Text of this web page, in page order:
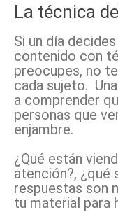
La técnica
Si un día
contenido con
preocupes, no
cada sujeto.
a comprender
personas que
enjambre.
¿Qué están
atención?, ¿qué
respuestas son
tu material para